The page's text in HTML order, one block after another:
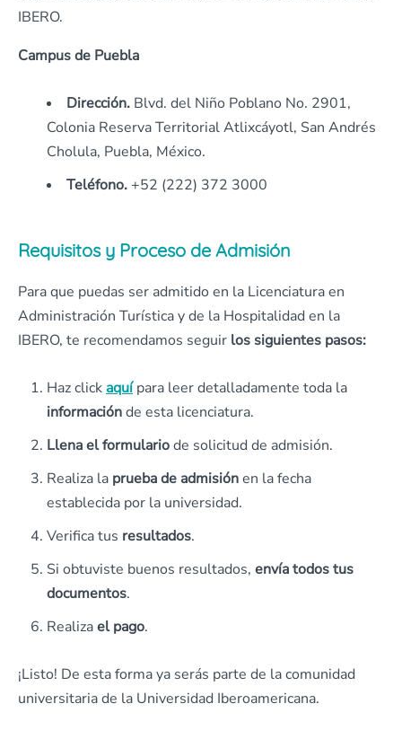
IBERO.
Campus de Puebla
Dirección. Blvd. del Niño Poblano No. 2901,
Colonia Reserva Territorial Atlixcáyotl, San Andrés
Cholula, Puebla, México.
Teléfono. +52 (222) 372 3000
Requisitos y Proceso de Admisión
Para que puedas ser admitido en la Licenciatura en
Administración Turística y de la Hospitalidad en la
IBERO, te recomendamos seguir los siguientes pasos:
Haz clickaquípara leer detalladamente toda la
informaciónde esta licenciatura.
Llena el formulariode solicitud de admisión.
Realiza la prueba de admisiónen la fecha
establecida por la universidad.
Verifica tus resultados.
Si obtuviste buenos resultados, envía todos tus
documentos.
Realizael pago.
¡Listo! De esta forma ya serás parte de la comunidad
universitaria de la Universidad Iberoamericana.